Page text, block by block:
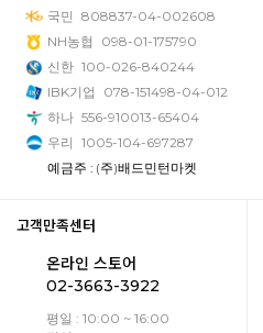
국민 808837-04-002608
NH농협
098-01-175790
신한 100-026-840244
IBK기업
078-151498-04-012
하나 556-910013-65404
우리 1005-104-697287
예금주 : (주)배드민턴마켓
고객만족센터
온라인 스토어
02-3663-3922
평일 : 10:00 ~ 16:00